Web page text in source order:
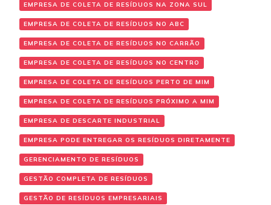
EMPRESA DE COLETA DE RESÍDUOS NA ZONA SUL
EMPRESA DE COLETA DE RESÍDUOS NO ABC
EMPRESA DE COLETA DE RESÍDUOS NO CARRÃO
EMPRESA DE COLETA DE RESÍDUOS NO CENTRO
EMPRESA DE COLETA DE RESÍDUOS PERTO DE MIM
EMPRESA DE COLETA DE RESÍDUOS PRÓXIMO A MIM
EMPRESA DE DESCARTE INDUSTRIAL
EMPRESA PODE ENTREGAR OS RESÍDUOS DIRETAMENTE
GERENCIAMENTO DE RESÍDUOS
GESTÃO COMPLETA DE RESÍDUOS
GESTÃO DE RESÍDUOS EMPRESARIAIS